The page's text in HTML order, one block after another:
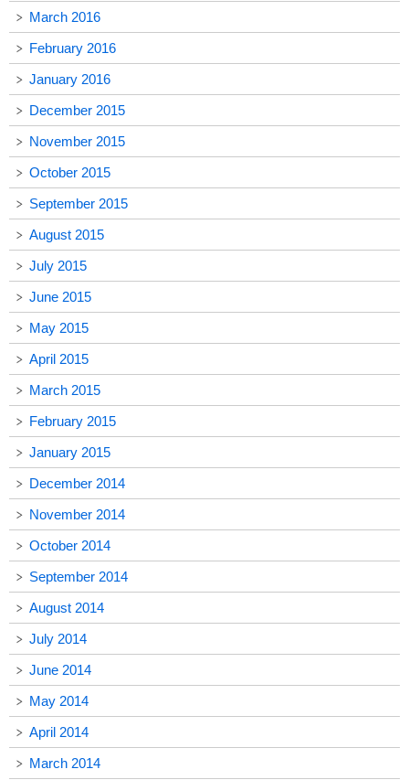
March 2016
February 2016
January 2016
December 2015
November 2015
October 2015
September 2015
August 2015
July 2015
June 2015
May 2015
April 2015
March 2015
February 2015
January 2015
December 2014
November 2014
October 2014
September 2014
August 2014
July 2014
June 2014
May 2014
April 2014
March 2014